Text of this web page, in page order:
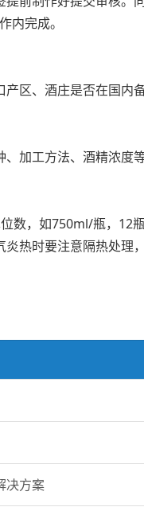
内完成。
区、酒庄是否在国内
加工方法、酒精浓度
数，如750ml/瓶，12
热时要注意隔热处理
决方案